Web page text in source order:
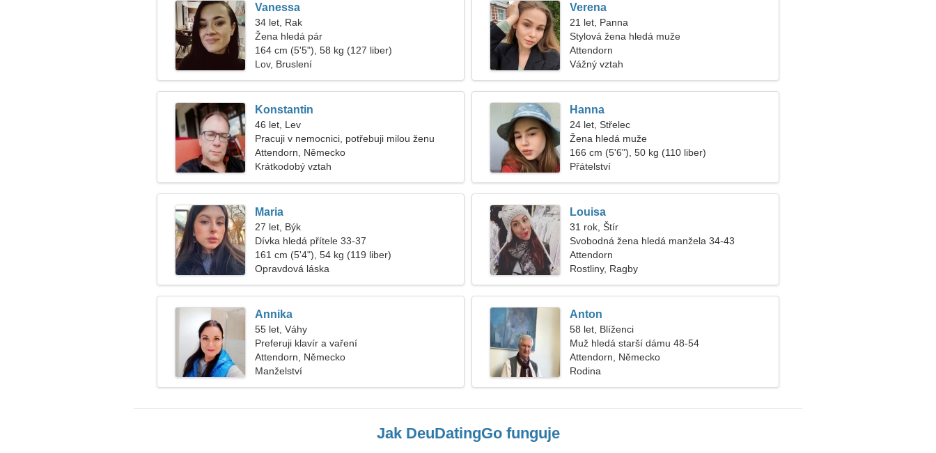
Vanessa
34 let, Rak
Žena hledá pár
164 cm (5'5"), 58 kg (127 liber)
Lov, Bruslení
Verena
21 let, Panna
Stylová žena hledá muže
Attendorn
Vážný vztah
Konstantin
46 let, Lev
Pracuji v nemocnici, potřebuji milou ženu
Attendorn, Německo
Krátkodobý vztah
Hanna
24 let, Střelec
Žena hledá muže
166 cm (5'6"), 50 kg (110 liber)
Přátelství
Maria
27 let, Býk
Dívka hledá přítele 33-37
161 cm (5'4"), 54 kg (119 liber)
Opravdová láska
Louisa
31 rok, Štír
Svobodná žena hledá manžela 34-43
Attendorn
Rostliny, Ragby
Annika
55 let, Váhy
Preferuji klavír a vaření
Attendorn, Německo
Manželství
Anton
58 let, Blíženci
Muž hledá starší dámu 48-54
Attendorn, Německo
Rodina
Jak DeuDatingGo funguje